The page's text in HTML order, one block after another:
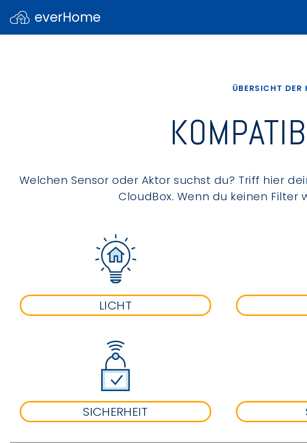
everHome
ÜBERSICHT DER
Welchen Sensor oder Aktor suchst du? Triff hier
CloudBox. Wenn du keinen
LICHT
SICHERHEIT